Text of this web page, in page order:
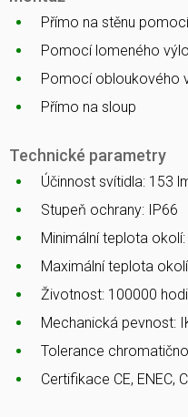
Přímo na stěnu
Pomocí lomeného
Pomocí obloukového
Přímo na sloup
Technické parametry
Účinnost svítidla: 153
Stupeň ochrany: IP66
Minimální teplota okolí:
Maximální teplota
Životnost: 100000
Mechanická pevnost:
Tolerance
Certifikace CE, ENEC,